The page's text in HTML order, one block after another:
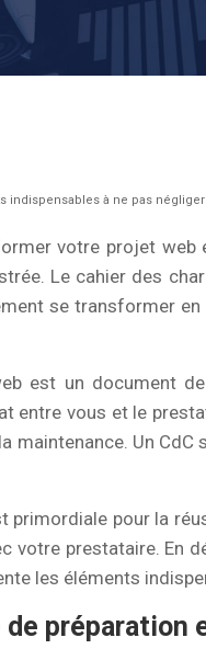
indispensables à ne pas négliger
votre projet
Le cahier des
se transformer
est un document
vous et le
maintenance. Un
primordiale pour la
votre prestataire.
les éléments
de